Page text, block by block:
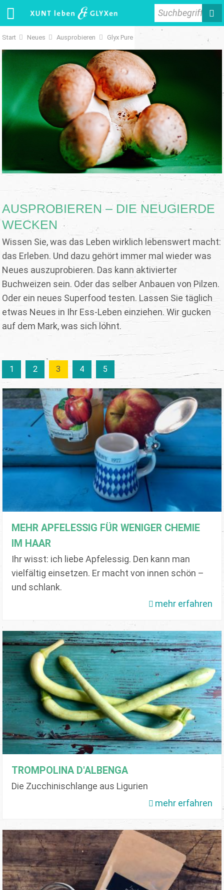
Suchbegriff
Start Neues Ausprobieren Glyx Pure
AUSPROBIEREN – DIE NEUGIERDE
WECKEN
Wissen Sie, was das Leben wirklich lebenswert macht:
das Erleben. Und dazu gehört immer mal wieder was
Neues auszuprobieren. Das kann aktivierter
Buchweizen sein. Oder das selber Anbauen von Pilzen.
Oder ein neues Superfood testen. Lassen Sie täglich
etwas Neues in Ihr Ess-Leben einziehen. Wir gucken
auf dem Mark, was sich lohnt.
1 2 3 4 5
MEHR APFELESSIG FÜR WENIGER CHEMIE
IM HAAR
Ihr wisst: ich liebe Apfelessig. Den kann man
vielfältig einsetzen. Er macht von innen schön –
und schlank.
mehr erfahren
TROMPOLINA D'ALBENGA
Die Zucchinischlange aus Ligurien
mehr erfahren